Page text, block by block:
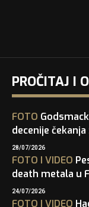
PROČITAJ I
FOTO
decenije
28/07/2026
FOTO I VIDEO
death metala u
24/07/2026
FOTO I VIDEO